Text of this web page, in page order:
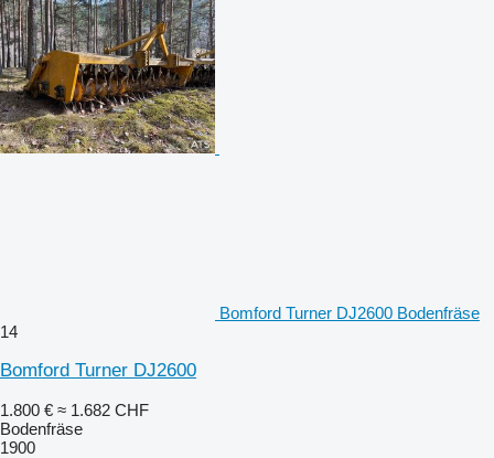
Bomford Turner DJ2600 Bodenfräse
14
Bomford Turner DJ2600
1.800 € ≈ 1.682 CHF
Bodenfräse
1900